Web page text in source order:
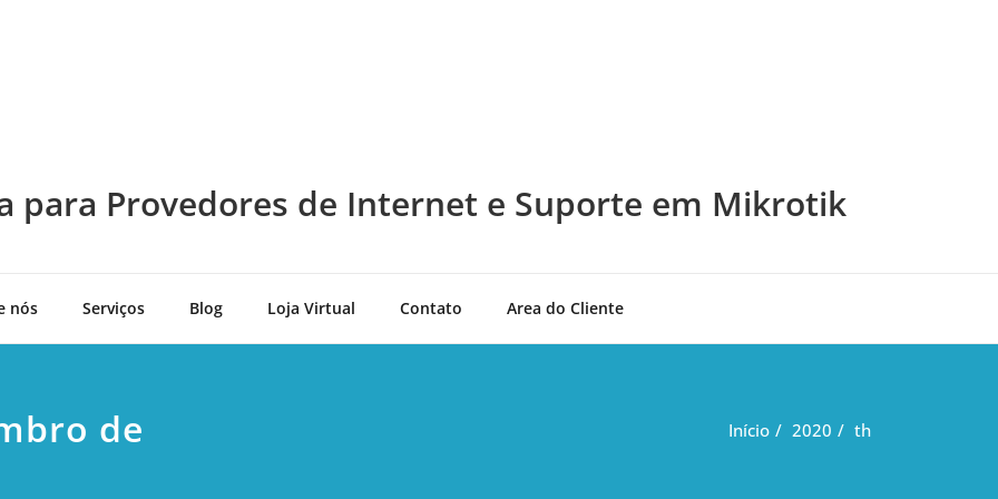
para Provedores de Internet e Suporte em Mikrotik
nós Serviços Blog Loja Virtual Contato Area do Cliente
de
Início 2020 th